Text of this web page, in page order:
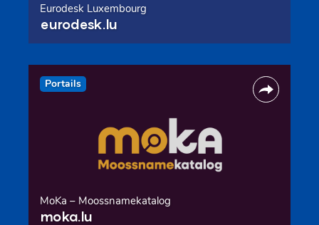
Eurodesk Luxembourg
eurodesk.lu
Portails
MoKa – Moossnamekatalog
moka.lu